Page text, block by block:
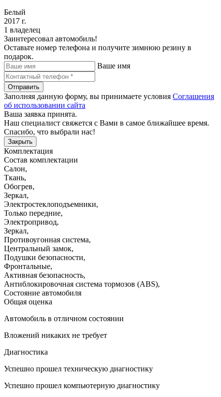
Белый
2017 г.
1 владелец
Заинтересовал автомобиль!
Оставьте номер телефона и получите зимнюю резину в
подарок.
Ваше имя
Отправить
Заполняя данную форму, вы принимаете условия Соглашения
об использовании сайта
Ваша заявка принята.
Наш специалист свяжется с Вами в самое ближайшее время.
Спасибо, что выбрали нас!
Закрыть
Комплектация
Состав комплектации
Салон,
Ткань,
Обогрев,
Зеркал,
Электростеклоподъемники,
Только передние,
Электропривод,
Зеркал,
Противоугонная система,
Центральный замок,
Подушки безопасности,
Фронтальные,
Активная безопасность,
Антиблокировочная система тормозов (ABS),
Состояние автомобиля
Общая оценка
Автомобиль в отличном состоянии
Вложений никаких не требует
Диагностика
Успешно прошел техническую диагностику
Успешно прошел компьютерную диагностику